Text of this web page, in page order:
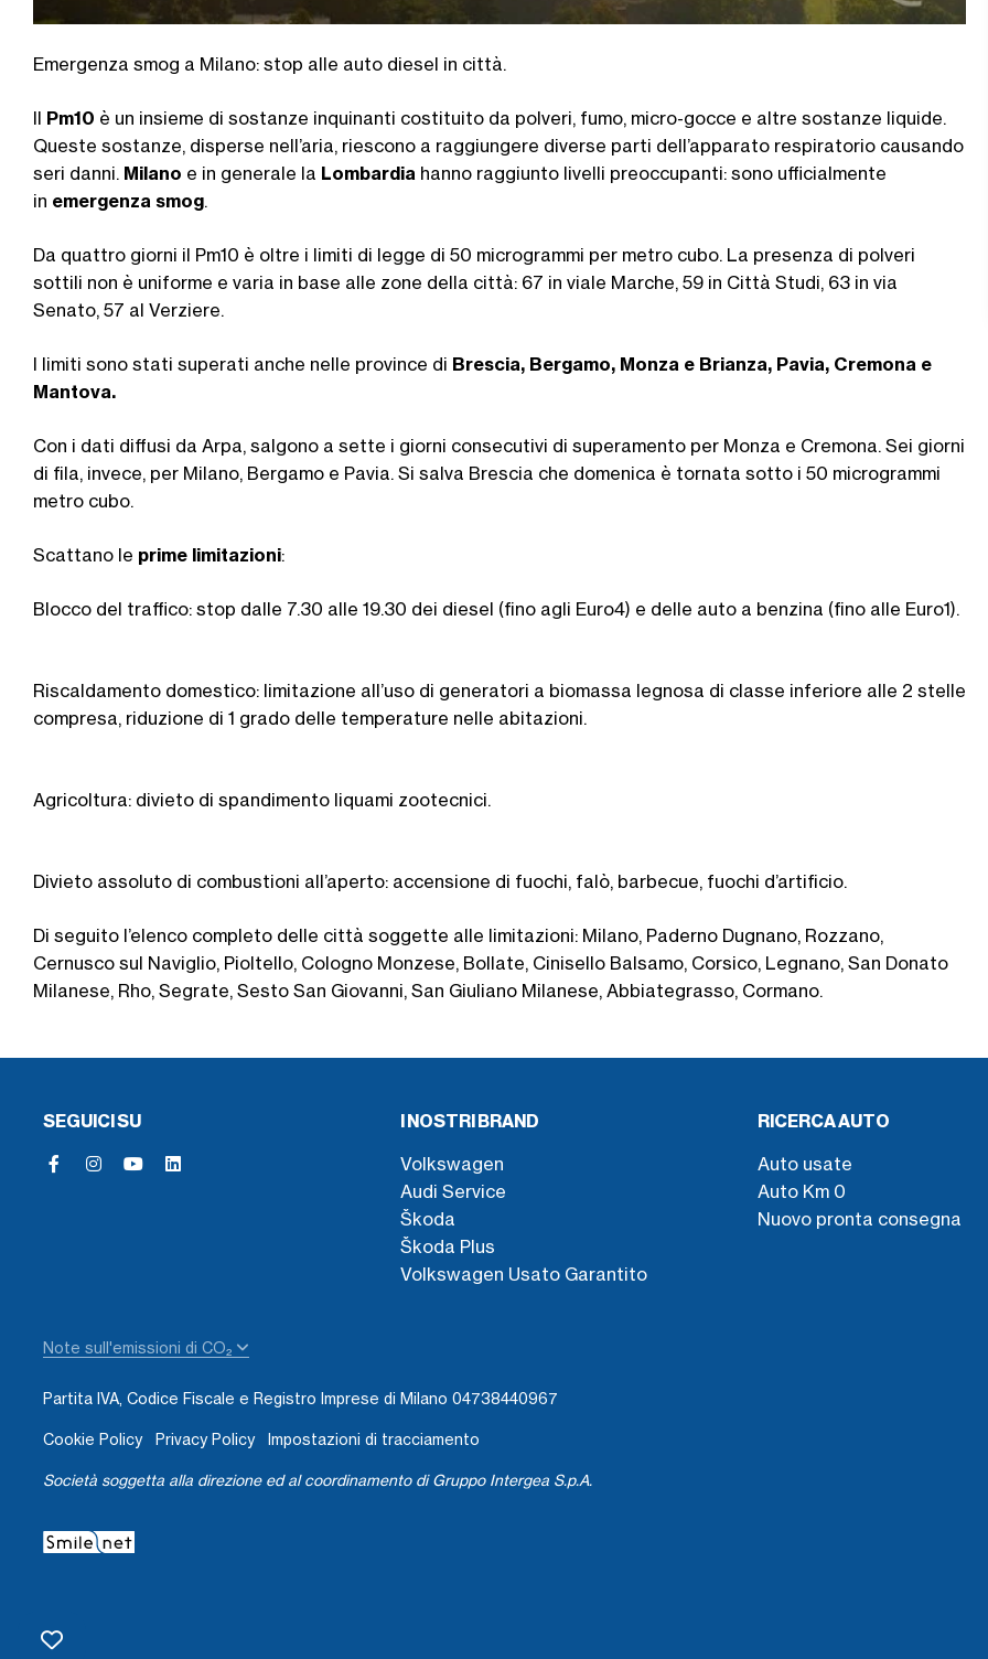
Emergenza smog a Milano: stop alle auto diesel in città.
Il Pm10 è un insieme di sostanze inquinanti costituito da polveri, fumo, micro-gocce e altre sostanze liquide.
Queste sostanze, disperse nell’aria, riescono a raggiungere diverse parti dell’apparato respiratorio causando
seri danni. Milano e in generale la Lombardia hanno raggiunto livelli preoccupanti: sono ufficialmente
in emergenza smog.
Da quattro giorni il Pm10 è oltre i limiti di legge di 50 microgrammi per metro cubo. La presenza di polveri
sottili non è uniforme e varia in base alle zone della città: 67 in viale Marche, 59 in Città Studi, 63 in via
Senato, 57 al Verziere.
I limiti sono stati superati anche nelle province di Brescia, Bergamo, Monza e Brianza, Pavia, Cremona e
Mantova.
Con i dati diffusi da Arpa, salgono a sette i giorni consecutivi di superamento per Monza e Cremona. Sei giorni
di fila, invece, per Milano, Bergamo e Pavia. Si salva Brescia che domenica è tornata sotto i 50 microgrammi
metro cubo.
Scattano le prime limitazioni:
Blocco del traffico: stop dalle 7.30 alle 19.30 dei diesel (fino agli Euro4) e delle auto a benzina (fino alle Euro1).
Riscaldamento domestico: limitazione all’uso di generatori a biomassa legnosa di classe inferiore alle 2 stelle
compresa, riduzione di 1 grado delle temperature nelle abitazioni.
Agricoltura: divieto di spandimento liquami zootecnici.
Divieto assoluto di combustioni all’aperto: accensione di fuochi, falò, barbecue, fuochi d’artificio.
Di seguito l’elenco completo delle città soggette alle limitazioni: Milano, Paderno Dugnano, Rozzano,
Cernusco sul Naviglio, Pioltello, Cologno Monzese, Bollate, Cinisello Balsamo, Corsico, Legnano, San Donato
Milanese, Rho, Segrate, Sesto San Giovanni, San Giuliano Milanese, Abbiategrasso, Cormano.
SEGUICI SU I NOSTRI BRAND
Volkswagen
Audi Service
Škoda
Škoda Plus
Volkswagen Usato Garantito
RICERCA AUTO
Auto usate
Auto Km 0
Nuovo pronta consegna
Note sull'emissioni di CO₂
Partita IVA, Codice Fiscale e Registro Imprese di Milano 04738440967
Cookie Policy Privacy Policy Impostazioni di tracciamento
Società soggetta alla direzione ed al coordinamento di Gruppo Intergea S.p.A.